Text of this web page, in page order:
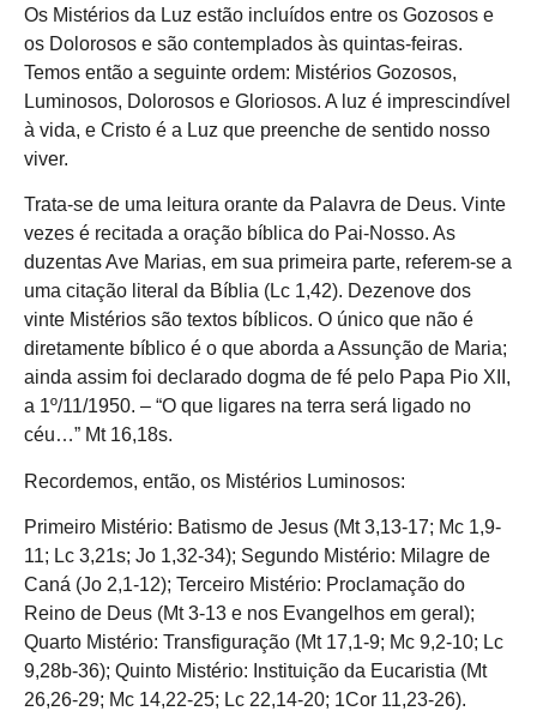
Os Mistérios da Luz estão incluídos entre os Gozosos e
os Dolorosos e são contemplados às quintas-feiras.
Temos então a seguinte ordem: Mistérios Gozosos,
Luminosos, Dolorosos e Gloriosos. A luz é imprescindível
à vida, e Cristo é a Luz que preenche de sentido nosso
viver.
Trata-se de uma leitura orante da Palavra de Deus. Vinte
vezes é recitada a oração bíblica do Pai-Nosso. As
duzentas Ave Marias, em sua primeira parte, referem-se a
uma citação literal da Bíblia (Lc 1,42). Dezenove dos
vinte Mistérios são textos bíblicos. O único que não é
diretamente bíblico é o que aborda a Assunção de Maria;
ainda assim foi declarado dogma de fé pelo Papa Pio XII,
a 1º/11/1950. – “O que ligares na terra será ligado no
céu…” Mt 16,18s.
Recordemos, então, os Mistérios Luminosos:
Primeiro Mistério: Batismo de Jesus (Mt 3,13-17; Mc 1,9-
11; Lc 3,21s; Jo 1,32-34); Segundo Mistério: Milagre de
Caná (Jo 2,1-12); Terceiro Mistério: Proclamação do
Reino de Deus (Mt 3-13 e nos Evangelhos em geral);
Quarto Mistério: Transfiguração (Mt 17,1-9; Mc 9,2-10; Lc
9,28b-36); Quinto Mistério: Instituição da Eucaristia (Mt
26,26-29; Mc 14,22-25; Lc 22,14-20; 1Cor 11,23-26).